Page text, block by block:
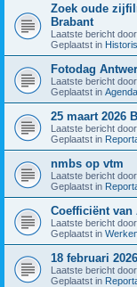
Zoek oude
Brabant
Laatste bericht door
Geplaatst in
Fotodag
Laatste bericht door
Geplaatst in Agenda
25 maart 2026
Laatste bericht door
Geplaatst in
nmbs op vtm
Laatste bericht door
Geplaatst in
Coefficiënt van
Laatste bericht door
Geplaatst in
18 februari
Laatste bericht door
Geplaatst in